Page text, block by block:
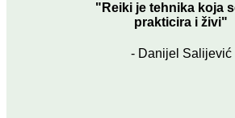
"Reiki je tehnika koja
prakticira i živi"
- Danijel Salijević